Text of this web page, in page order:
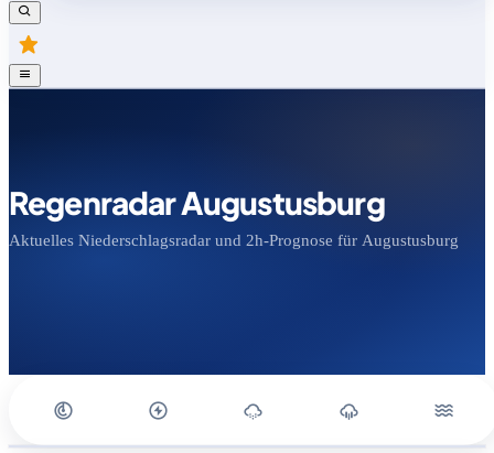
Regenradar Augustusburg
Aktuelles Niederschlagsradar und 2h-Prognose für Augustusburg